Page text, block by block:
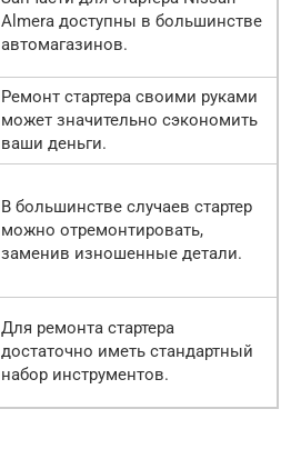
Almera доступны в большинстве
автомагазинов.
Ремонт стартера своими руками
может значительно сэкономить
ваши деньги.
В большинстве случаев стартер
можно отремонтировать,
заменив изношенные детали.
Для ремонта стартера
достаточно иметь стандартный
набор инструментов.